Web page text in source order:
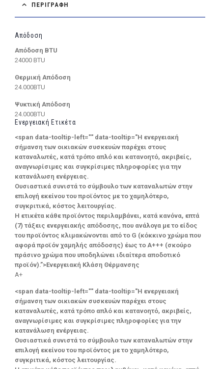
ΠΕΡΙΓΡΑΦΉ
Απόδοση
Απόδοση BTU
24000 BTU
Θερμική Απόδοση
24.000BTU
Ψυκτική Απόδοση
24.000BTU
Ενεργειακή Ετικέτα
<span data-tooltip-left="" data-tooltip="Η ενεργειακή
σήμανση των οικιακών συσκευών παρέχει στους
καταναλωτές, κατά τρόπο απλό και κατανοητό, ακριβείς,
αναγνωρίσιμες και συγκρίσιμες πληροφορίες για την
κατανάλωση ενέργειας.
Ουσιαστικά συνιστά το σύμβουλο των καταναλωτών στην
επιλογή εκείνου του προϊόντος με το χαμηλότερο,
συγκριτικά, κόστος λειτουργίας.
Η ετικέτα κάθε προϊόντος περιλαμβάνει, κατά κανόνα, επτά
(7) τάξεις ενεργειακής απόδοσης, που ανάλογα με το είδος
του προϊόντος κλιμακώνονται από το G (κόκκινο χρώμα που
αφορά προϊόν χαμηλής απόδοσης) έως το Α+++ (σκούρο
πράσινο χρώμα που υποδηλώνει ιδιαίτερα αποδοτικό
προϊόν).”>Ενεργειακή Κλάση Θέρμανσης
A+
<span data-tooltip-left="" data-tooltip="Η ενεργειακή
σήμανση των οικιακών συσκευών παρέχει στους
καταναλωτές, κατά τρόπο απλό και κατανοητό, ακριβείς,
αναγνωρίσιμες και συγκρίσιμες πληροφορίες για την
κατανάλωση ενέργειας.
Ουσιαστικά συνιστά το σύμβουλο των καταναλωτών στην
επιλογή εκείνου του προϊόντος με το χαμηλότερο,
συγκριτικά, κόστος λειτουργίας.